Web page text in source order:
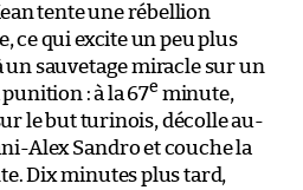
tente une rébellion
ce qui excite un peu plus
un sauvetage miracle sur un
: à la 67e minute,
le but turinois, décolle au-
Alex Sandro et couche la
Dix minutes plus tard,